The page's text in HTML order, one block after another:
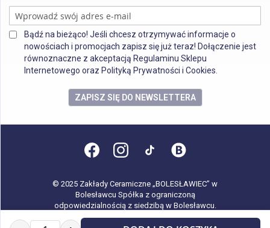
Bądź na bieżąco! Jeśli chcesz otrzymywać informacje o
nowościach i promocjach zapisz się już teraz! Dołączenie jest
równoznaczne z akceptacją Regulaminu Sklepu
Internetowego oraz Polityką Prywatności i Cookies.
ZAPISZ SIĘ DO NEWSLETTERA
© 2025 Zakłady Ceramiczne „BOLESŁAWIEC” w
Bolesławcu Spółka z ograniczoną
odpowiedzialnością z siedzibą w Bolesławcu.
Wszystkie prawa zastrzeżone.